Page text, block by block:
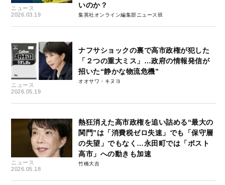
ニュース
2026.03.19
いのか？
集英社オンライン編集部ニュース班
ニュース
2026.05.19
ナフサショックの裏で高市政権が犯した
「２つの重大ミス」…政府の情報発信が
招いた“静かな物流危機”
オオサワ・キヌヨ
ニュース
2026.05.18
熱狂消えた高市政権を追い詰める“最大の
関門”は「消費税ゼロ失速」でも「保守層
の失望」でもなく…永田町では「ポスト
高市」への動きも加速
竹橋大吉